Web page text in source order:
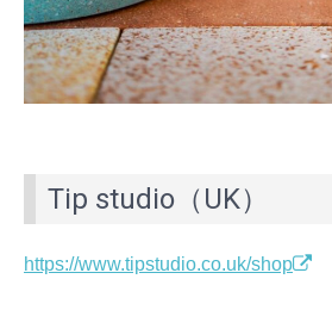
Tip studio（UK）
https://www.tipstudio.co.uk/shop